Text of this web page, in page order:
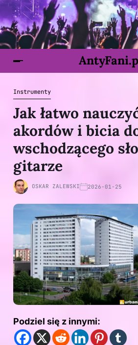
Instrumenty
Jak łatwo
akordów i bicia
wschodzącego
gitarze
OSKAR ZALEWSKI 2026-01-25
Podziel się z innymi: